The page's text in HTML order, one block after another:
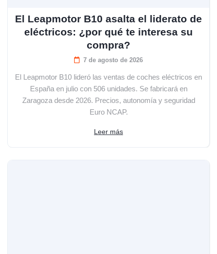
El Leapmotor B10 asalta el liderato de
eléctricos: ¿por qué te interesa su
compra?
7 de agosto de 2026
El Leapmotor B10 lideró las ventas de coches eléctricos en
España en julio con 506 unidades. Se fabricará en
Zaragoza desde 2026. Precios, autonomía y seguridad
Euro NCAP.
Leer más